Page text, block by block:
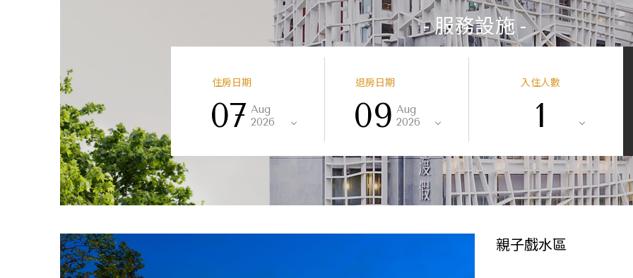
- 服務設施 -
住房日期
07 Aug
2026
退房日期
09 Aug
2026
入住人數
1
親子戲水區